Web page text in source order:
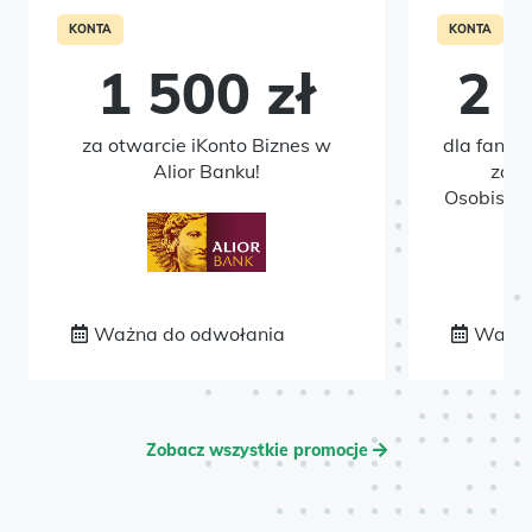
KONTA
1 500 zł
za otwarcie iKonto Biznes w
Alior Banku!
Ważna do odwołania
KONTA
2
dla
Zobacz wszystkie promocje